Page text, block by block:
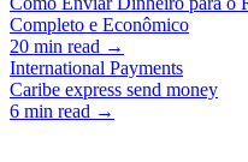
Completo e Econômico
20 min read →
International Payments
Caribe express send money
6 min read →